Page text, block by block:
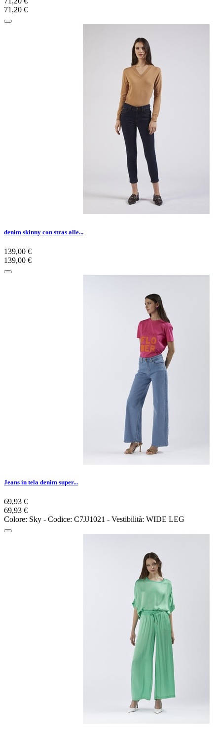
71,20 €
denim skinny con stras alle...
139,00 €
139,00 €
Jeans in tela denim super...
69,93 €
69,93 €
Colore: Sky - Codice: C7JJ1021 - Vestibilità: WIDE LEG